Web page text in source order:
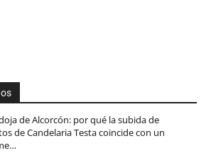
de Alcorcón: por qué la subida de
de Candelaria Testa coincide con un